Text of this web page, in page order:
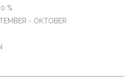
%
- OKTOBER